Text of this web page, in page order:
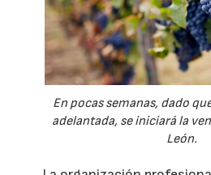
En pocas semanas, dado
adelantada, se iniciará la
León.